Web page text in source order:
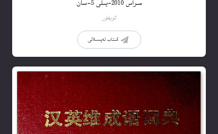
مىراس 2010-يىلى 5-سان
ئۇيغۇر
كىتاب تەپسىلاتى